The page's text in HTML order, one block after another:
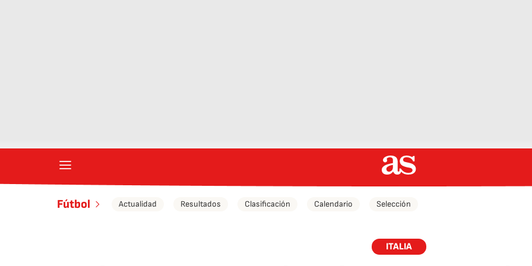
Fútbol Actualidad Resultados Clasificación Calendario Selección
ITALIA